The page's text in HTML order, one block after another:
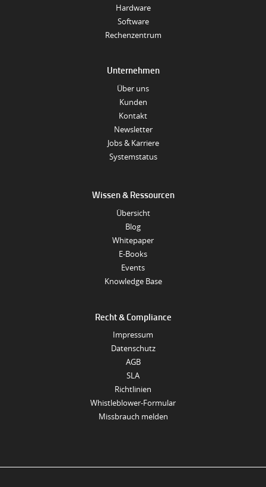
Hardware
Software
Rechenzentrum
Unternehmen
Über uns
Kunden
Kontakt
Newsletter
Jobs & Karriere
Systemstatus
Wissen & Ressourcen
Übersicht
Blog
Whitepaper
E-Books
Events
Knowledge Base
Recht & Compliance
Impressum
Datenschutz
AGB
SLA
Richtlinien
Whistleblower-Formular
Missbrauch melden